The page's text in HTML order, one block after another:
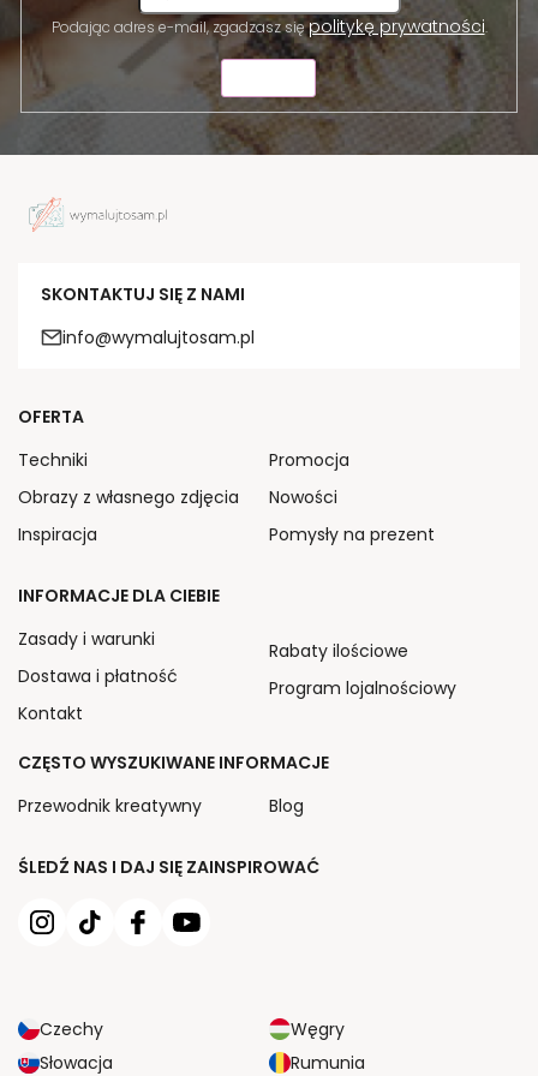
Podając adres e-mail, zgadzasz siępolitykę prywatności.
SKONTAKTUJ SIĘ Z NAMI
info@wymalujtosam.pl
ŚLEDŹ NAS I DAJ SIĘ ZAINSPIROWAĆ
Czechy
Węgry
Słowacja
Rumunia
OFERTA
Techniki
Obrazy z własnego zdjęcia
Inspiracja
Promocja
Nowości
Pomysły na prezent
INFORMACJE DLA CIEBIE
Zasady i warunki
Dostawa i płatność
Kontakt
Rabaty ilościowe
Program lojalnościowy
CZĘSTO WYSZUKIWANE INFORMACJE
Przewodnik kreatywny
Blog